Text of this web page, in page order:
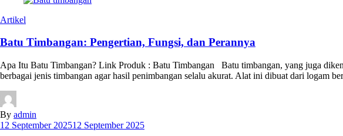
Artikel
Batu Timbangan: Pengertian, Fungsi, dan Perannya
Apa Itu Batu Timbangan? Link Produk : Batu Timbangan Batu timbangan, yang juga
berbagai jenis timbangan agar hasil penimbangan selalu akurat. Alat ini dibuat dari logam
By admin
12 September 202512 September 2025